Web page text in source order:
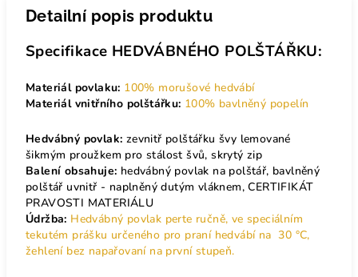
Detailní popis produktu
Specifikace HEDVÁBNÉHO POLŠTÁŘKU:
Materiál povlaku: 100% morušové hedvábí
Materiál vnitřního polštářku: 100% bavlněný popelín
Hedvábný povlak: zevnitř polštářku švy lemované
šikmým proužkem pro stálost švů, skrytý zip
Balení obsahuje: hedvábný povlak na polštář, bavlněný
polštář uvnitř - naplněný dutým vláknem, CERTIFIKÁT
PRAVOSTI MATERIÁLU
Údržba: Hedvábný povlak perte ručně, ve speciálním
tekutém prášku určeného pro praní hedvábí na 30 °C,
žehlení bez napařovaní na první stupeň.